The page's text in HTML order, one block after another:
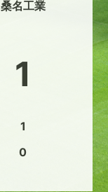
桑名工業
1
1
0